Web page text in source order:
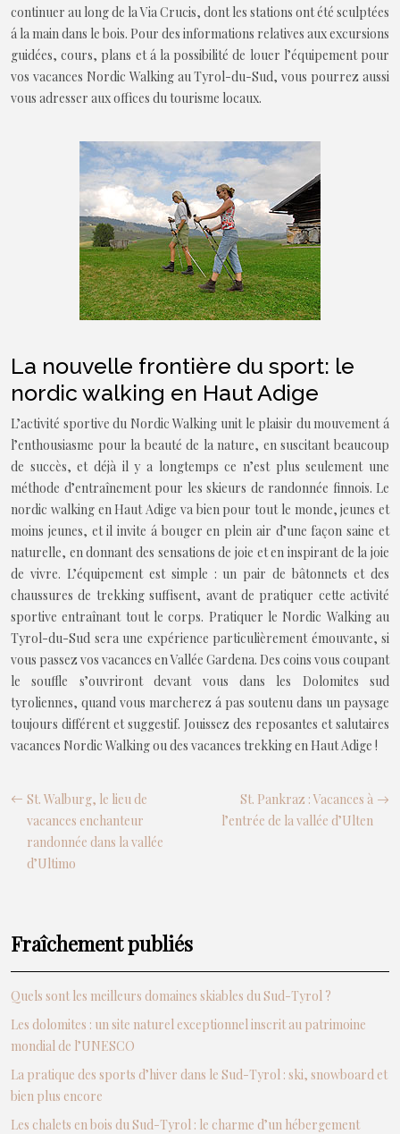
continuer au long de la Via Crucis, dont les stations ont été sculptées
á la main dans le bois. Pour des informations relatives aux excursions
guidées, cours, plans et á la possibilité de louer l’équipement pour
vos vacances Nordic Walking au Tyrol-du-Sud, vous pourrez aussi
vous adresser aux offices du tourisme locaux.
La nouvelle frontière du sport: le
nordic walking en Haut Adige
L’activité sportive du Nordic Walking unit le plaisir du mouvement á
l’enthousiasme pour la beauté de la nature, en suscitant beaucoup
de succès, et déjà il y a longtemps ce n’est plus seulement une
méthode d’entraînement pour les skieurs de randonnée finnois. Le
nordic walking en Haut Adige va bien pour tout le monde, jeunes et
moins jeunes, et il invite á bouger en plein air d’une façon saine et
naturelle, en donnant des sensations de joie et en inspirant de la joie
de vivre. L’équipement est simple : un pair de bâtonnets et des
chaussures de trekking suffisent, avant de pratiquer cette activité
sportive entraînant tout le corps. Pratiquer le Nordic Walking au
Tyrol-du-Sud sera une expérience particulièrement émouvante, si
vous passez vos vacances en Vallée Gardena. Des coins vous coupant
le souffle s’ouvriront devant vous dans les Dolomites sud
tyroliennes, quand vous marcherez á pas soutenu dans un paysage
toujours différent et suggestif. Jouissez des reposantes et salutaires
vacances Nordic Walking ou des vacances trekking en Haut Adige !
St. Walburg, le lieu de
vacances enchanteur
randonnée dans la vallée
d’Ultimo
St. Pankraz : Vacances à
l’entrée de la vallée d’Ulten
Fraîchement publiés
Quels sont les meilleurs domaines skiables du Sud-Tyrol ?
Les dolomites : un site naturel exceptionnel inscrit au patrimoine
mondial de l’UNESCO
La pratique des sports d’hiver dans le Sud-Tyrol : ski, snowboard et
bien plus encore
Les chalets en bois du Sud-Tyrol : le charme d’un hébergement